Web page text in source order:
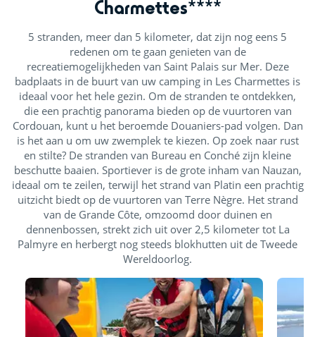
Poolbiljart (€)
Indoor gamehal (videospelletjes)
Charmettes****
5 stranden, meer dan 5 kilometer, dat zijn nog eens 5
redenen om te gaan genieten van de
recreatiemogelijkheden van Saint Palais sur Mer. Deze
badplaats in de buurt van uw camping in Les Charmettes is
ideaal voor het hele gezin. Om de stranden te ontdekken,
die een prachtig panorama bieden op de vuurtoren van
Cordouan, kunt u het beroemde Douaniers-pad volgen. Dan
is het aan u om uw zwemplek te kiezen. Op zoek naar rust
en stilte? De stranden van Bureau en Conché zijn kleine
beschutte baaien. Sportiever is de grote inham van Nauzan,
ideaal om te zeilen, terwijl het strand van Platin een prachtig
uitzicht biedt op de vuurtoren van Terre Nègre. Het strand
van de Grande Côte, omzoomd door duinen en
dennenbossen, strekt zich uit over 2,5 kilometer tot La
Palmyre en herbergt nog steeds blokhutten uit de Tweede
Wereldoorlog.